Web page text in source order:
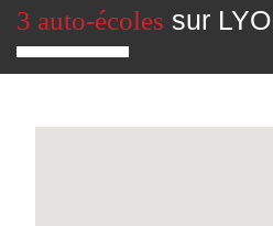
3 auto-écoles sur